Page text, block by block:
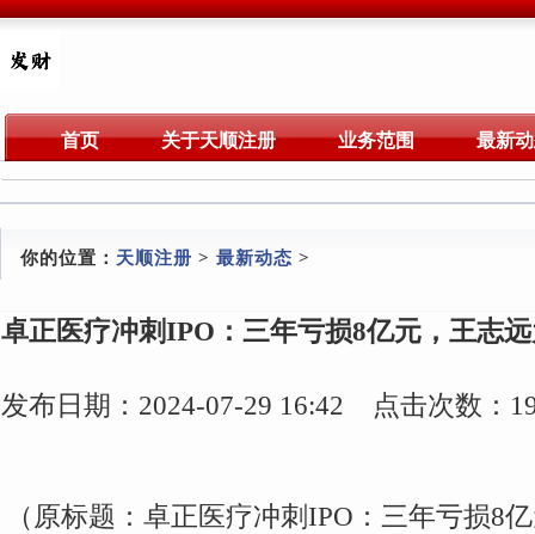
首页 关于天顺注册 业务范围 最新
你的位置： 天顺注册 > 最新动态 >
卓正医疗冲刺IPO：三年亏损8亿元，王志
发布日期：2024-07-29 16:42 点击次数：
（原标题：卓正医疗冲刺IPO：三年亏损8